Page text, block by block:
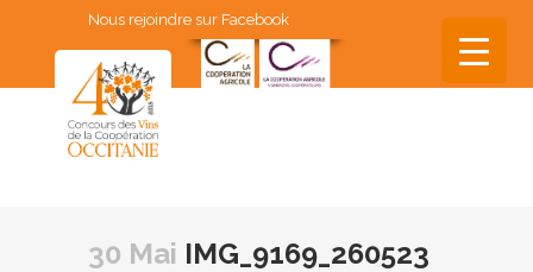
Nous rejoindre sur Facebook
30 Mai IMG_9169_260523